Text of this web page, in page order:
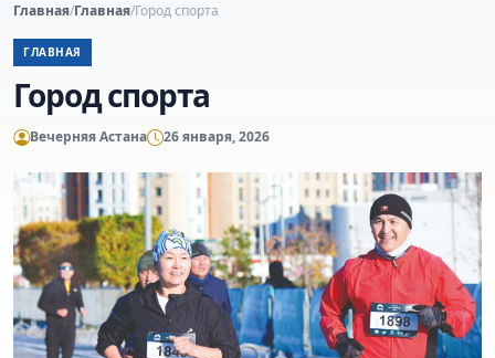
Главная/Главная/Город спорта
ГЛАВНАЯ
Город спорта
Вечерняя Астана 26 января, 2026